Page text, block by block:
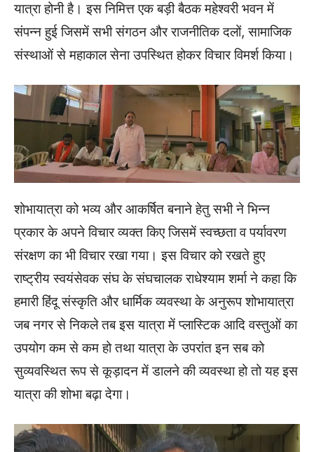
यात्रा होनी है। इस निमित्त एक बड़ी बैठक महेश्वरी भवन में
संपन्न हुई जिसमें सभी संगठन और राजनीतिक दलों, सामाजिक
संस्थाओं से महाकाल सेना उपस्थित होकर विचार विमर्श किया।
शोभायात्रा को भव्य और आकर्षित बनाने हेतु सभी ने भिन्न
प्रकार के अपने विचार व्यक्त किए जिसमें स्वच्छता व पर्यावरण
संरक्षण का भी विचार रखा गया। इस विचार को रखते हुए
राष्ट्रीय स्वयंसेवक संघ के संघचालक राधेश्याम शर्मा ने कहा कि
हमारी हिंदू संस्कृति और धार्मिक व्यवस्था के अनुरूप शोभायात्रा
जब नगर से निकले तब इस यात्रा में प्लास्टिक आदि वस्तुओं का
उपयोग कम से कम हो तथा यात्रा के उपरांत इन सब को
सुव्यवस्थित रूप से कूड़ादन में डालने की व्यवस्था हो तो यह इस
यात्रा की शोभा बढ़ा देगा।